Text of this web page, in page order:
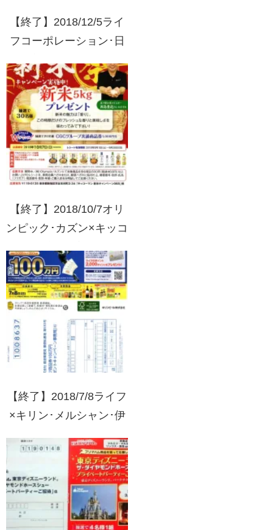
【終了】2018/12/5ライ
フコーポレーション･日
当てようキャンペーン！
【終了】2018/10/7オリ
ンピック･カズン×キッコ
キャンペーン
【終了】2018/7/8ライフ
×キリン･メルシャン･伊
ライフ商品券100万円プ
レゼントキャンペーン